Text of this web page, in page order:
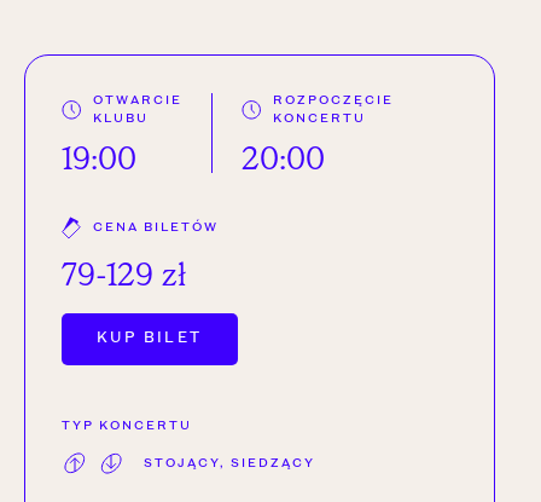
OTWARCIE
KLUBU
19:00
ROZPOCZĘCIE
KONCERTU
20:00
CENA BILETÓW
79-129 zł
KUP BILET
TYP KONCERTU
STOJĄCY, SIEDZĄCY